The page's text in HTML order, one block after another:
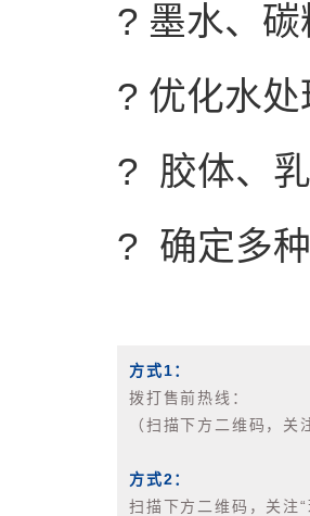
? 墨水、
? 优化水
? 胶体、
? 确定多
方式1：
拨打售前热线：
（扫描下方二维码，
方式2：
扫描下方二维码，关注